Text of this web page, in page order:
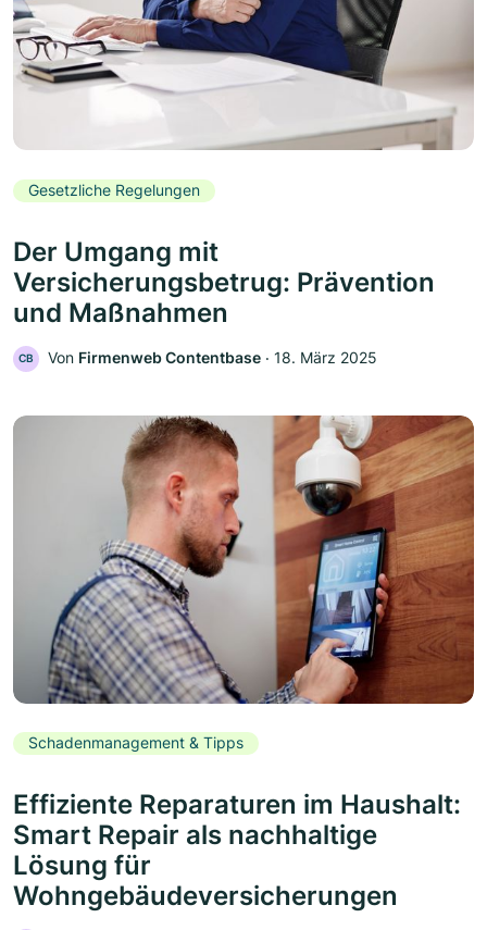
Gesetzliche Regelungen
Der Umgang mit
Versicherungsbetrug: Prävention
und Maßnahmen
CB Von Firmenweb Contentbase ‧ 18. März 2025
Schadenmanagement & Tipps
Effiziente Reparaturen im Haushalt:
Smart Repair als nachhaltige
Lösung für
Wohngebäudeversicherungen